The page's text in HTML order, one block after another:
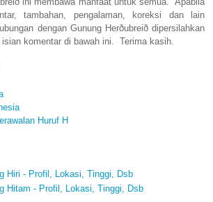
tambahan, pengalaman, koreksi dan lain
dengan Gunung Herðubreið dipersilahkan
isian komentar di bawah ini. Terima kasih.
Huruf H
Hiri - Profil, Lokasi, Tinggi, Dsb
Hitam - Profil, Lokasi, Tinggi, Dsb